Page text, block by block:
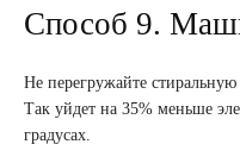
Способ 9.
Не перегружайте
Так уйдет на 35% меньше
градусах.